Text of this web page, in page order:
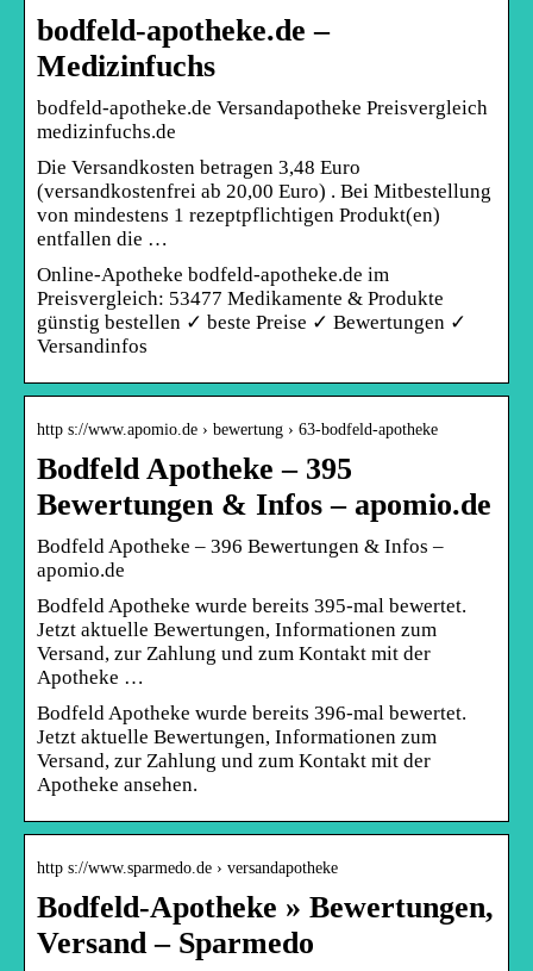
bodfeld-apotheke.de –
Medizinfuchs
bodfeld-apotheke.de Versandapotheke Preisvergleich
medizinfuchs.de
Die Versandkosten betragen 3,48 Euro
(versandkostenfrei ab 20,00 Euro) . Bei Mitbestellung
von mindestens 1 rezeptpflichtigen Produkt(en)
entfallen die …
Online-Apotheke bodfeld-apotheke.de im
Preisvergleich: 53477 Medikamente & Produkte
günstig bestellen ✓ beste Preise ✓ Bewertungen ✓
Versandinfos
http s://www.apomio.de › bewertung › 63-bodfeld-apotheke
Bodfeld Apotheke – 395
Bewertungen & Infos – apomio.de
Bodfeld Apotheke – 396 Bewertungen & Infos –
apomio.de
Bodfeld Apotheke wurde bereits 395-mal bewertet.
Jetzt aktuelle Bewertungen, Informationen zum
Versand, zur Zahlung und zum Kontakt mit der
Apotheke …
Bodfeld Apotheke wurde bereits 396-mal bewertet.
Jetzt aktuelle Bewertungen, Informationen zum
Versand, zur Zahlung und zum Kontakt mit der
Apotheke ansehen.
http s://www.sparmedo.de › versandapotheke
Bodfeld-Apotheke » Bewertungen,
Versand – Sparmedo